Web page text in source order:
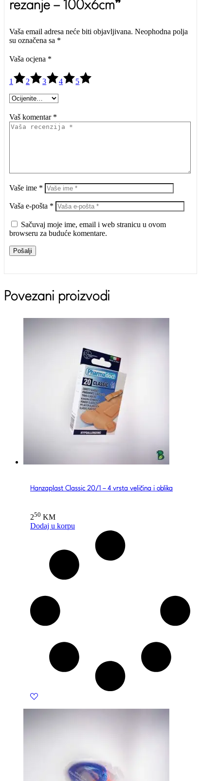
rezanje – 100x6cm”
Vaša email adresa neće biti objavljivana. Neophodna polja
su označena sa *
Vaša ocjena *
1 2 3 4 5
Vaš komentar *
Vaše ime *
Vaša e-pošta *
Sačuvaj moje ime, email i web stranicu u ovom
browseru za buduće komentare.
Pošalji
Povezani proizvodi
Hanzaplast Classic 20/1 – 4 vrsta veličina i oblika
250 KM
Dodaj u korpu